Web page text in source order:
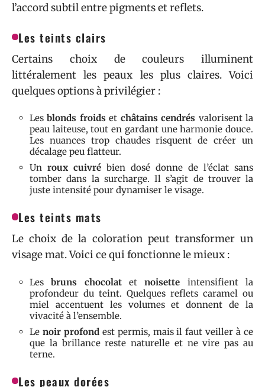
l’accord subtil entre pigments et reflets.
Les teints clairs
Certains choix de couleurs illuminent
littéralement les peaux les plus claires. Voici
quelques options à privilégier :
Lesblonds froidset châtains cendrés valorisent la
peau laiteuse, tout en gardant une harmonie douce.
Les nuances trop chaudes risquent de créer un
décalage peu flatteur.
Un roux cuivré bien dosé donne de l’éclat sans
tomber dans la surcharge. Il s’agit de trouver la
juste intensité pour dynamiser le visage.
Les teints mats
Le choix de la coloration peut transformer un
visage mat. Voici ce qui fonctionne le mieux :
Lesbruns chocolatetnoisette intensifient la
profondeur du teint. Quelques reflets caramel ou
miel accentuent les volumes et donnent de la
vivacité à l’ensemble.
Le noir profond est permis, mais il faut veiller à ce
que la brillance reste naturelle et ne vire pas au
terne.
Les peaux dorées